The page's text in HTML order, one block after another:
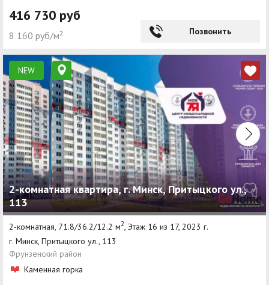
416 730 руб
8 160 руб/м² Позвонить
NEW
2-комнатная квартира, г. Минск, Притыцкого ул.,
113
2-комнатная, 71.8/36.2/12.2 м2, Этаж 16 из 17, 2023 г.
г. Минск, Притыцкого ул., 113
Фрунзенский район
Каменная горка